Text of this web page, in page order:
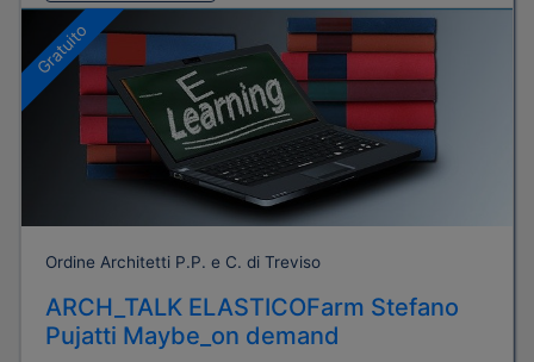
Gratuito
Ordine Architetti P.P. e C. di Treviso
ARCH_TALK ELASTICOFarm Stefano
Pujatti Maybe_on demand